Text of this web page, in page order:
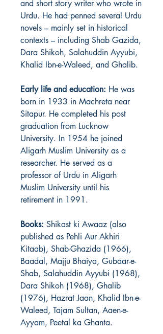
and short story writer who wrote in
Urdu. He had penned several Urdu
novels – mainly set in historical
contexts – including Shab Gazida,
Dara Shikoh, Salahuddin Ayyubi,
Khalid Ibn-e-Waleed, and Ghalib.
Early life and education: He was
born in 1933 in Machreta near
Sitapur. He completed his post
graduation from Lucknow
University. In 1954 he joined
Aligarh Muslim University as a
researcher. He served as a
professor of Urdu in Aligarh
Muslim University until his
retirement in 1991.
Books: Shikast ki Awaaz (also
published as Pehli Aur Akhiri
Kitaab), Shab-Ghazida (1966),
Baadal, Majju Bhaiya, Gubaar-e-
Shab, Salahuddin Ayyubi (1968),
Dara Shikoh (1968), Ghalib
(1976), Hazrat Jaan, Khalid Ibn-e-
Waleed, Tajam Sultan, Aaen-e-
Ayyam, Peetal ka Ghanta.